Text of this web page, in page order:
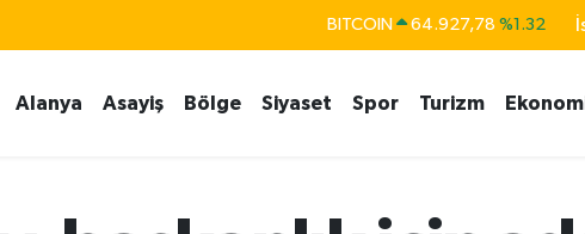
DOLAR 47,5894 %0.08
EURO 55,0398 %-0.02
BİST100
Alanya Asayiş Bölge Siyaset Spor Turizm